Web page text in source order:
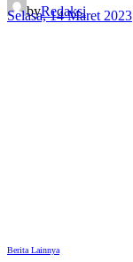
byRedaksi
Selasa, 14 Maret 2023
Berita Lainnya